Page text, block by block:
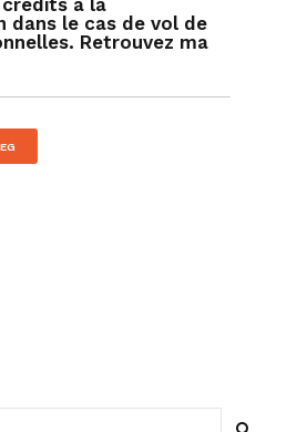
à la
dans le cas de vol de
Retrouvez ma